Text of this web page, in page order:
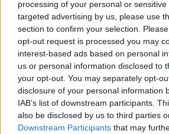
processing of your personal or
targeted advertising by us, please use
section to confirm your selection.
opt-out request is processed you may
interest-based ads based on personal
us or personal information disclosed to
your opt-out. You may separately opt-
disclosure of your personal information
IAB’s list of downstream participants.
also be disclosed by us to third parties
Downstream Participants that may
καθημερινότητά του.